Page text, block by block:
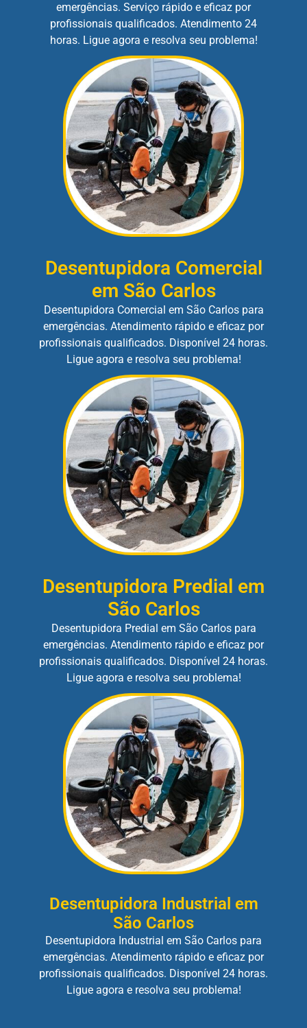
emergências. Serviço rápido e eficaz por
profissionais qualificados. Atendimento 24
horas. Ligue agora e resolva seu problema!
Desentupidora Comercial
em São Carlos
Desentupidora Comercial em São Carlos para
emergências. Atendimento rápido e eficaz por
profissionais qualificados. Disponível 24 horas.
Ligue agora e resolva seu problema!
Desentupidora Predial em
São Carlos
Desentupidora Predial em São Carlos para
emergências. Atendimento rápido e eficaz por
profissionais qualificados. Disponível 24 horas.
Ligue agora e resolva seu problema!
Desentupidora Industrial em
São Carlos
Desentupidora Industrial em São Carlos para
emergências. Atendimento rápido e eficaz por
profissionais qualificados. Disponível 24 horas.
Ligue agora e resolva seu problema!